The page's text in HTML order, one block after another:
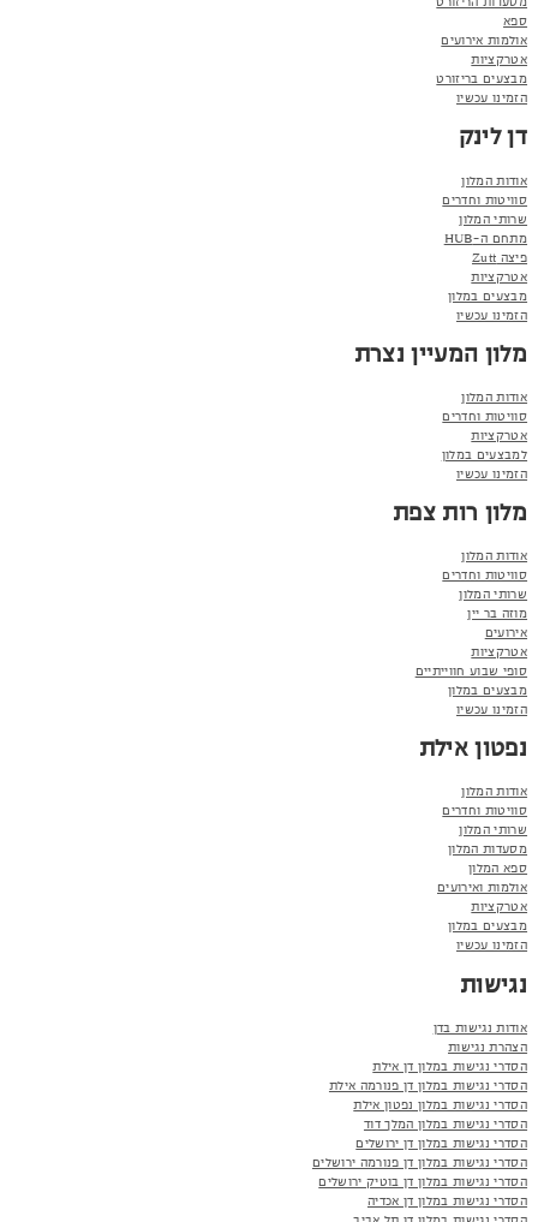
ספא
אולמות אירועים
אטרקציות
מבצעים בריזורט
הזמינו עכשיו
דן לינק
אודות המלון
סוויטות וחדרים
שרותי המלון
מתחם ה-HUB
פיצה Zutt
אטרקציות
מבצעים במלון
הזמינו עכשיו
מלון המעיין נצרת
אודות המלון
סוויטות וחדרים
אטרקציות
למבצעים במלון
הזמינו עכשיו
מלון רות צפת
אודות המלון
סוויטות וחדרים
שרותי המלון
מוזה בר יין
אירועים
אטרקציות
סופי שבוע חווייתיים
מבצעים במלון
הזמינו עכשיו
נפטון אילת
אודות המלון
סוויטות וחדרים
שרותי המלון
מסעדות המלון
ספא המלון
אולמות ואירועים
אטרקציות
מבצעים במלון
הזמינו עכשיו
נגישות
אודות נגישות בדן
הצהרת נגישות
הסדרי נגישות במלון דן אילת
הסדרי נגישות במלון דן פנורמה אילת
הסדרי נגישות במלון נפטון אילת
הסדרי נגישות במלון המלך דוד
הסדרי נגישות במלון דן ירושלים
הסדרי נגישות במלון דן פנורמה ירושלים
הסדרי נגישות במלון דן בוטיק ירושלים
הסדרי נגישות במלון דן אכדיה